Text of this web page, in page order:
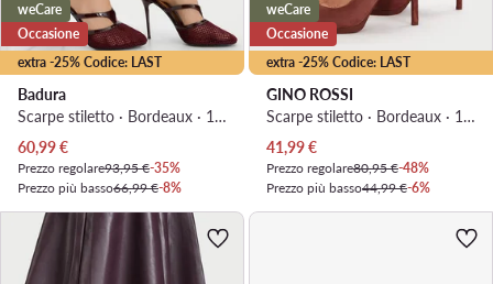
extra -25% Codice: LAST
weCare
Occasione
Badura
Scarpe stiletto · Bordeaux · 11 cm
Prezzo attuale
60,99€
Prezzo regolare93,95 €-35%
Prezzo più basso66,99 €-8%
extra -25% Codice: LAST
weCare
Occasione
GINO ROSSI
Scarpe stiletto · Bordeaux · 10 cm
Prezzo attuale
41,99€
Prezzo regolare80,95 €-48%
Prezzo più basso44,99 €-6%